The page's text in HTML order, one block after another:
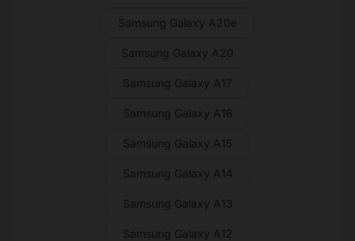
Samsung Galaxy A20e
Samsung Galaxy A20
Samsung Galaxy A17
Samsung Galaxy A16
Samsung Galaxy A15
Samsung Galaxy A14
Samsung Galaxy A13
Samsung Galaxy A12